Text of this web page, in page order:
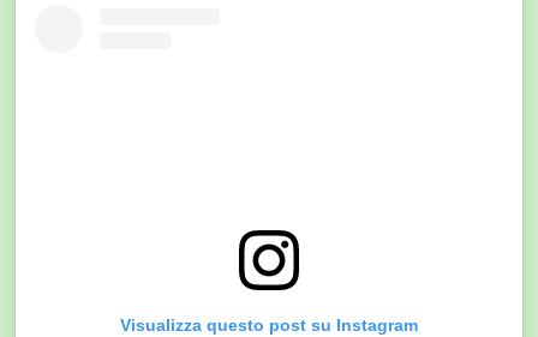
Visualizza questo post su Instagram